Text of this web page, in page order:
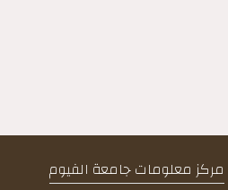
مركز معلومات جامعة الفيوم